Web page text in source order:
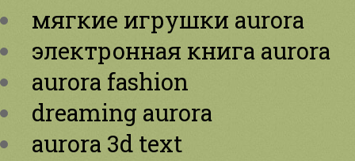
мягкие игрушки aurora
электронная книга aurora
aurora fashion
dreaming aurora
aurora 3d text